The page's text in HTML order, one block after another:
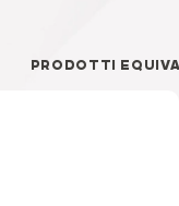
PRODOTTI